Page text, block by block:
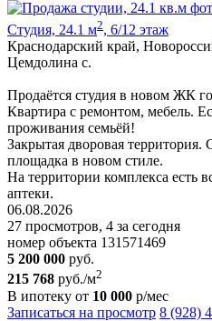
Студия, 24.1 м2, 6/12 этаж
Краснодарский край,
Цемдолина с.
Продаётся студия в новом ЖК
Квартира с ремонтом, мебель.
проживания семьёй!
Закрытая дворовая территория.
площадка в новом стиле.
На территории комплекса есть
аптеки.
06.08.2026
27 просмотров, 4 за сегодня
номер объекта 131571469
5 200 000 руб.
215 768 руб./м2
В ипотеку от 10 000 р/мес
Записаться на просмотр 8 (928)